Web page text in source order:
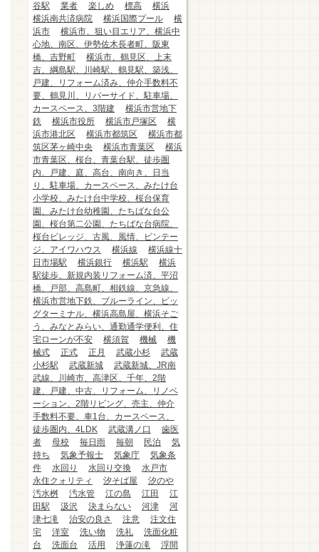
谷駅
業者 楽しめ 標高
横浜
横浜南共済病院
横浜国際プール
横
浜市
横浜市、狙い目エリア、横浜中
心地、南区、伊勢佐木長者町、阪東
橋、吉野町
横浜市、鶴見区、上末
吉、綱島駅、川崎駅、鶴見駅、築浅、
戸建、リフォーム済み、仲介手数料不
要、鶴見川、リバーサイド、駐車場、
カースペース、3階建
横浜市営地下
鉄
横浜市役所 横浜市戸塚区
横
浜市港北区
横浜市都筑区
横浜市都
筑区茅ヶ崎中央
横浜市青葉区
横浜
市青葉区、桜台、青葉台駅、徒歩圏
内、戸建、庭、高台、南向き、日当
り、駐車場、カースペース、みたけ台
小学校、みたけ台中学校、桜台保育
園、みたけ台幼稚園、たちばな台公
園、桜台第二公園、たちばな台病院、
桜台ビレッジ、古風、風情、ビンテー
ジ、アイワハウス
横浜線
横浜線十
日市場駅
横浜銀行 横浜駅
横浜
駅徒歩、新規内装リフォーム済、平沼
橋、戸部、高島町、相鉄線、京急線、
横浜市営地下鉄、ブルーライン、ビッ
グターミナル、横浜高島屋、横浜そご
う、みなとみらい、通勤通学便利、住
宅ローンが不安
横須賀 機械
機
械式
正式 正月 武蔵小杉
武蔵
小杉駅
武蔵新城
武蔵新城、JR南
武線、川崎市、高津区、千年、2階
建、戸建、中古、リフォーム、リノベ
ーション、2階リビング、売主、仲介
手数料不要、車1台、カースペース、
徒歩圏内、4LDK
武蔵溝ノ口
歯医
者
母校 毎日雨 毎朝 民泊
気
持ち
気象予報士 気象庁
気象条
件
水回り 水回り交換
水戸市
永住クォリティ
汐そば屋
汐のや
汚水桝
汚水管 江の島 江田
江
田駅
汲沢 決まらない 河津
河
津七滝
治安の良さ 注意
注文住
宅
洋室 洗い物 洗礼
洗面化粧
台
洗面台 活用 浄蓮の滝
浮間